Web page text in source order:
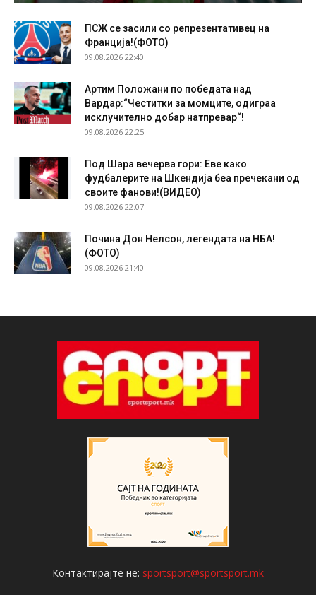
ПСЖ се засили со репрезентативец на
Франција!(ФОТО)
09.08.2026 22:40
Артим Положани по победата над
Вардар:“Честитки за момците, одиграа
исклучително добар натпревар“!
09.08.2026 22:25
Под Шара вечерва гори: Еве како
фудбалерите на Шкендија беа пречекани од
своите фанови!(ВИДЕО)
09.08.2026 22:07
Почина Дон Нелсон, легендата на НБА!
(ФОТО)
09.08.2026 21:40
Контактирајте не: sportsport@sportsport.mk